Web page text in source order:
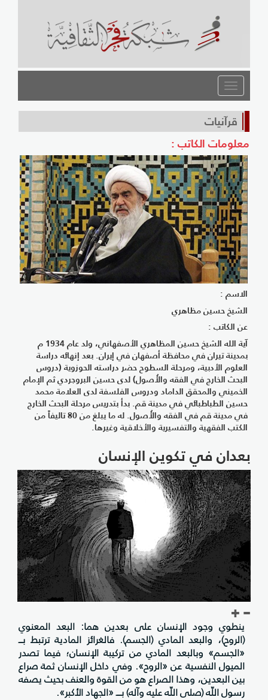
القائمة
قرآنيات
معلومات الكاتب :
الاسم :
الشيخ حسين مظاهري
عن الكاتب :
آية الله الشيخ حسين المظاهري الأصفهاني، ولد عام 1934 م
بمدينة تيران في محافظة أصفهان في إيران. بعد إنهائه دراسة
العلوم الأدبية، ومرحلة السطوح حضر دراسته الحوزوية (دروس
البحث الخارج في الفقه والأُصول) لدى حسين البروجردي ثم الإمام
الخميني والمحقق الداماد ودروس الفلسفة لدى العلامة محمد
حسين الطباطبائي في مدينة قم. بدأ بتدريس مرحلة البحث الخارج
في مدينة قم في الفقه والأُصول. له ما يبلغ من 80 تاليفاً من
الكتب الفقهية والتفسيرية والأخلاقية وغيرها.
بعدان في تكوين الإنسان
ينطوي وجود الإنسان على بعدين هما: البعد المعنوي
(الروح)، والبعد المادي (الجسم). فالغرائز المادية ترتبط بـــ
«الجسم» وبالبعد المادي من تركيبة الإنسان؛ فيما تصدر
الميول النفسية عن «الروح». وفي داخل الإنسان ثمة صراع
بين البعدين، وهذا الصراع هو من القوة والعنف بحيث يصفه
رسول اللّه (صلى اللّه عليه وآله) بــــ «الجهاد الأكبر».